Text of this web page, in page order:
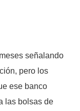
señalando
pero los
ese banco
las bolsas de